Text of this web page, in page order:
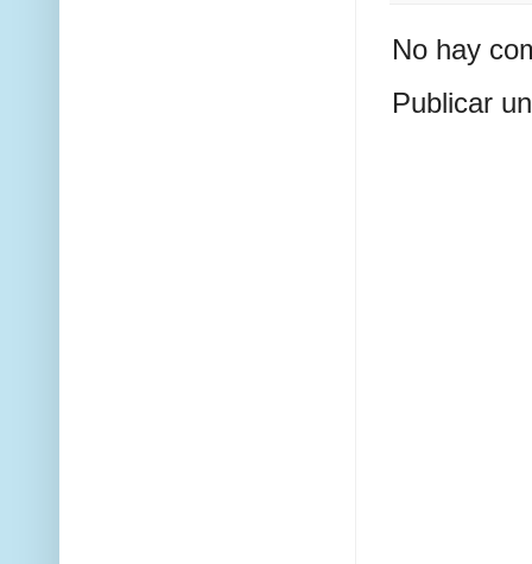
No hay
Publicar